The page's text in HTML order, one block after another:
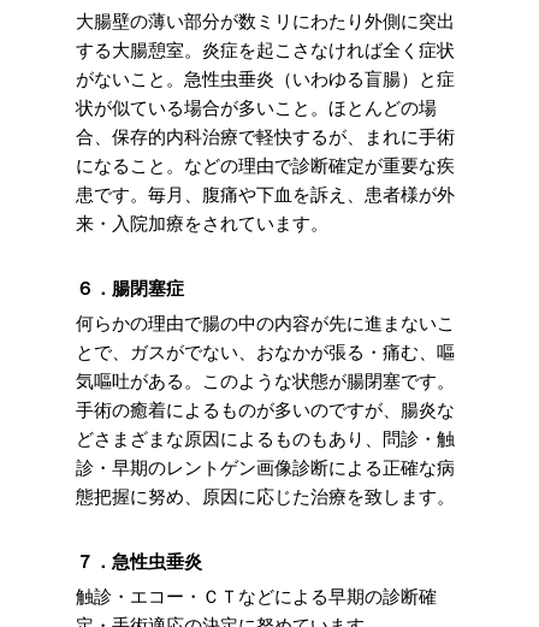
大腸壁の薄い部分が数ミリにわたり外側に突出
する大腸憩室。炎症を起こさなければ全く症状
がないこと。急性虫垂炎（いわゆる盲腸）と症
状が似ている場合が多いこと。ほとんどの場
合、保存的内科治療で軽快するが、まれに手術
になること。などの理由で診断確定が重要な疾
患です。毎月、腹痛や下血を訴え、患者様が外
来・入院加療をされています。
６．腸閉塞症
何らかの理由で腸の中の内容が先に進まないこ
とで、ガスがでない、おなかが張る・痛む、嘔
気嘔吐がある。このような状態が腸閉塞です。
手術の癒着によるものが多いのですが、腸炎な
どさまざまな原因によるものもあり、問診・触
診・早期のレントゲン画像診断による正確な病
態把握に努め、原因に応じた治療を致します。
７．急性虫垂炎
触診・エコー・ＣＴなどによる早期の診断確